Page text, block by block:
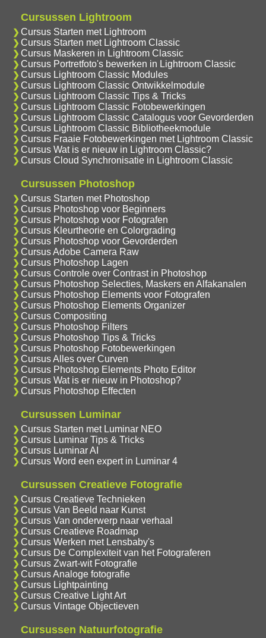
Cursussen Lightroom
Cursus Starten met Lightroom
Cursus Starten met Lightroom Classic
Cursus Maskeren in Lightroom Classic
Cursus Portretfoto's bewerken in Lightroom Classic
Cursus Lightroom Classic Modules
Cursus Lightroom Classic Ontwikkelmodule
Cursus Lightroom Classic Tips & Tricks
Cursus Lightroom Classic Fotobewerkingen
Cursus Lightroom Classic Catalogus voor Gevorderden
Cursus Lightroom Classic Bibliotheekmodule
Cursus Fraaie Fotobewerkingen met Lightroom Classic
Cursus Wat is er nieuw in Lightroom Classic?
Cursus Cloud Synchronisatie in Lightroom Classic
Cursussen Photoshop
Cursus Starten met Photoshop
Cursus Photoshop voor Beginners
Cursus Photoshop voor Fotografen
Cursus Kleurtheorie en Colorgrading
Cursus Photoshop voor Gevorderden
Cursus Adobe Camera Raw
Cursus Photoshop Lagen
Cursus Controle over Contrast in Photoshop
Cursus Photoshop Selecties, Maskers en Alfakanalen
Cursus Photoshop Elements voor Fotografen
Cursus Photoshop Elements Organizer
Cursus Compositing
Cursus Photoshop Filters
Cursus Photoshop Tips & Tricks
Cursus Photoshop Fotobewerkingen
Cursus Alles over Curven
Cursus Photoshop Elements Photo Editor
Cursus Wat is er nieuw in Photoshop?
Cursus Photoshop Effecten
Cursussen Luminar
Cursus Starten met Luminar NEO
Cursus Luminar Tips & Tricks
Cursus Luminar AI
Cursus Word een expert in Luminar 4
Cursussen Creatieve Fotografie
Cursus Creatieve Technieken
Cursus Van Beeld naar Kunst
Cursus Van onderwerp naar verhaal
Cursus Creatieve Roadmap
Cursus Werken met Lensbaby's
Cursus De Complexiteit van het Fotograferen
Cursus Zwart-wit Fotografie
Cursus Analoge fotografie
Cursus Lightpainting
Cursus Creative Light Art
Cursus Vintage Objectieven
Cursussen Natuurfotografie